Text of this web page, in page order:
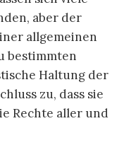
aber der
allgemeinen
bestimmten
Haltung der
zu, dass sie
Rechte aller und